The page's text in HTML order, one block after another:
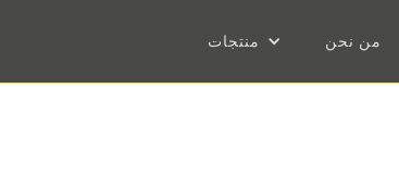
منتجات من نحن